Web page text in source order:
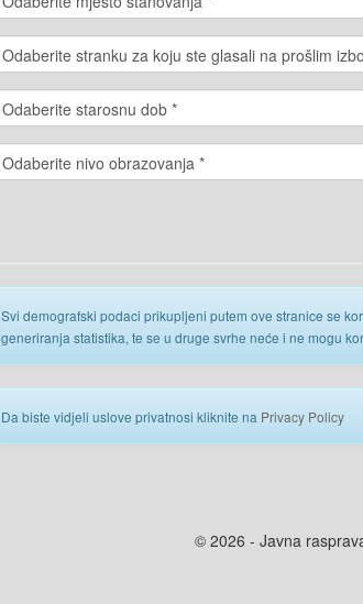
Svi demografski podaci prikupljeni putem ove stranice se
generiranja statistika, te se u druge svrhe neće i ne mogu
Da biste vidjeli uslove privatnosi kliknite na Privacy Policy
© 2026 - Javna